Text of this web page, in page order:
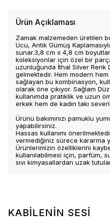
Ürün Açıklaması
Zamak malzemeden üretilen
Ucu, Antik Gümüş
sunar.3,8 cm x 4,8 cm
koleksiyonlar için özel bir
uzunluğunda İthal Silver Renk
gelmektedir. Hem modern
sağlayan bu kombinasyon,
olarak öne çıkıyor. Sağlam
kullanımda pratiklik ve uzun
erkek hem de kadın takı
Ürünü bakımınızı pamuklu
yapabilirsiniz.
Hassas kullanımı
vermediğiniz sürece kararma
Ürünlerimizin özelliklerini
kullanılabilmesi için, parfüm,
sıvı kimyasallardan uzak
KABİLENİN SESİ